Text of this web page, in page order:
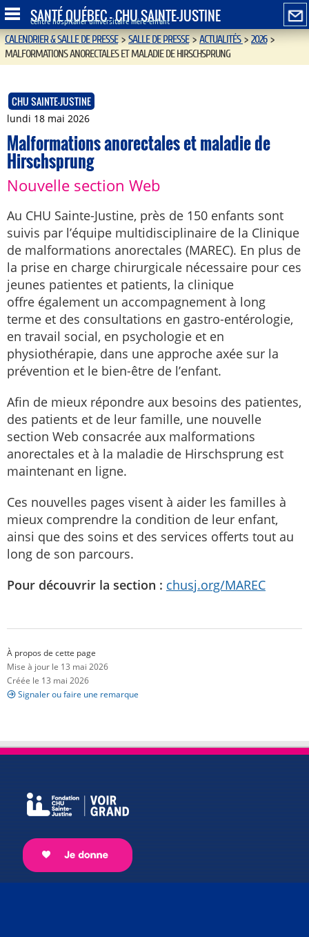
SANTÉ QUÉBEC - CHU SAINTE-JUSTINE
Centre hospitalier universitaire mère-enfant
CALENDRIER & SALLE DE PRESSE>SALLE DE PRESSE>ACTUALITÉS>2026>
MALFORMATIONS ANORECTALES ET MALADIE DE HIRSCHSPRUNG
CHU SAINTE-JUSTINE
lundi 18 mai 2026
Malformations anorectales et maladie de
Hirschsprung
Nouvelle section Web
Au CHU Sainte-Justine, près de 150 enfants sont
suivis par l’équipe multidisciplinaire de la Clinique
de malformations anorectales (MAREC). En plus de
la prise en charge chirurgicale nécessaire pour ces
jeunes patientes et patients, la clinique
offre également un accompagnement à long
terme et des consultations en gastro-entérologie,
en travail social, en psychologie et en
physiothérapie, dans une approche axée sur la
prévention et le bien-être de l’enfant.
Afin de mieux répondre aux besoins des patientes,
des patients et de leur famille, une nouvelle
section Web consacrée aux malformations
anorectales et à la maladie de Hirschsprung est
maintenant en ligne.
Ces nouvelles pages visent à aider les familles à
mieux comprendre la condition de leur enfant,
ainsi que des soins et des services offerts tout au
long de son parcours.
Pour découvrir la section : chusj.org/MAREC
À propos de cette page
Mise à jour le 13 mai 2026
Créée le 13 mai 2026
Signaler ou faire une remarque